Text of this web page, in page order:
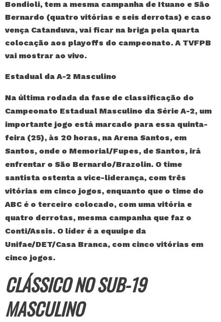
Bondioli, tem a mesma campanha de Ituano e São
Bernardo (quatro vitórias e seis derrotas) e caso
vença Catanduva, vai ficar na briga pela quarta
colocação aos playoffs do campeonato. A TVFPB
vai mostrar ao vivo.
Estadual da A-2 Masculino
Na última rodada da fase de classificação do
Campeonato Estadual Masculino da Série A-2, um
importante jogo está marcado para essa quinta-
feira (25), às 20 horas, na Arena Santos, em
Santos, onde o Memorial/Fupes, de Santos, irá
enfrentar o São Bernardo/Brazolin. O time
santista ostenta a vice-liderança, com três
vitórias em cinco jogos, enquanto que o time do
ABC é o terceiro colocado, com uma vitória e
quatro derrotas, mesma campanha que faz o
Conti/Assis. O líder é a equuipe da
Unifae/DET/Casa Branca, com cinco vitórias em
cinco jogos.
CLÁSSICO NO SUB-19
MASCULINO